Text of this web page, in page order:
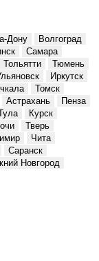
Дону
Волгоград
Самара
Тольятти
Тюмень
Иркутск
Томск
Астрахань
Пенза
Курск
Тверь
Чита
Саранск
Новгород